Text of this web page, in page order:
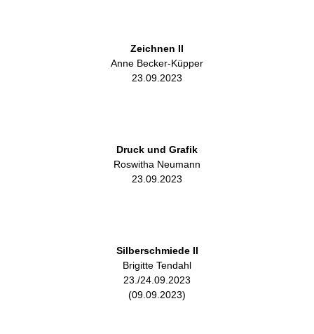
Zeichnen II
Anne Becker-Küpper
23.09.2023
Druck und Grafik
Roswitha Neumann
23.09.2023
Silberschmiede II
Brigitte Tendahl
23./24.09.2023
(09.09.2023)